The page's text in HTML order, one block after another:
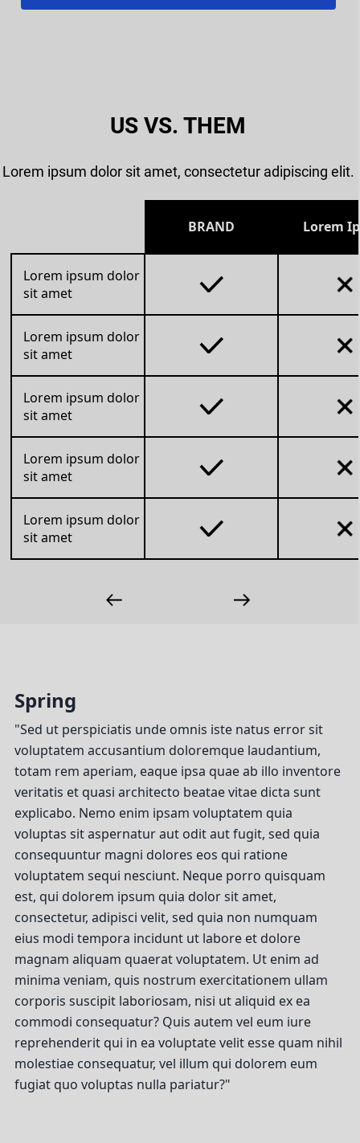
US VS. THEM
Lorem ipsum dolor sit amet, consectetur adipiscing elit.
BRAND Lorem
Lorem ipsum dolor
sit amet
Lorem ipsum dolor
sit amet
Lorem ipsum dolor
sit amet
Lorem ipsum dolor
sit amet
Lorem ipsum dolor
sit amet
Spring
"Sed ut perspiciatis unde omnis iste natus error sit
voluptatem accusantium doloremque laudantium,
totam rem aperiam, eaque ipsa quae ab illo inventore
veritatis et quasi architecto beatae vitae dicta sunt
explicabo. Nemo enim ipsam voluptatem quia
voluptas sit aspernatur aut odit aut fugit, sed quia
consequuntur magni dolores eos qui ratione
voluptatem sequi nesciunt. Neque porro quisquam
est, qui dolorem ipsum quia dolor sit amet,
consectetur, adipisci velit, sed quia non numquam
eius modi tempora incidunt ut labore et dolore
magnam aliquam quaerat voluptatem. Ut enim ad
minima veniam, quis nostrum exercitationem ullam
corporis suscipit laboriosam, nisi ut aliquid ex ea
commodi consequatur? Quis autem vel eum iure
reprehenderit qui in ea voluptate velit esse quam nihil
molestiae consequatur, vel illum qui dolorem eum
fugiat quo voluptas nulla pariatur?"